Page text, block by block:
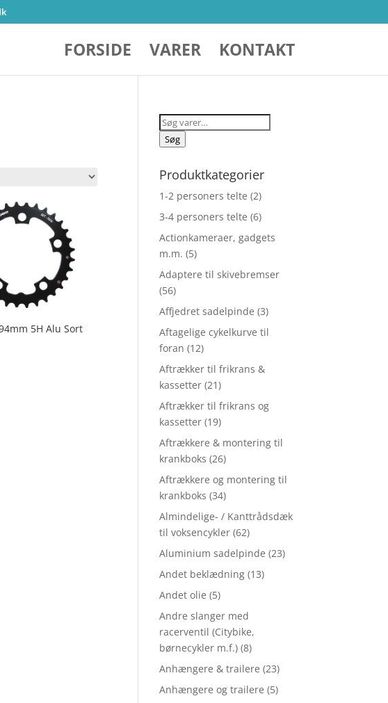
FORSIDE VARER KONTAKT
5H Alu Sort
Søg
efter:
Søg
Produktkategorier
1-2 personers telte (2)
3-4 personers telte (6)
Actionkameraer, gadgets
m.m. (5)
Adaptere til skivebremser
(56)
Affjedret sadelpinde (3)
Aftagelige cykelkurve til
foran (12)
Aftrækker til frikrans &
kassetter (21)
Aftrækker til frikrans og
kassetter (19)
Aftrækkere & montering til
krankboks (26)
Aftrækkere og montering til
krankboks (34)
Almindelige- / Kanttrådsdæk
til voksencykler (62)
Aluminium sadelpinde (23)
Andet beklædning (13)
Andet olie (5)
Andre slanger med
racerventil (Citybike,
børnecykler m.f.) (8)
Anhængere & trailere (23)
Anhængere og trailere (5)